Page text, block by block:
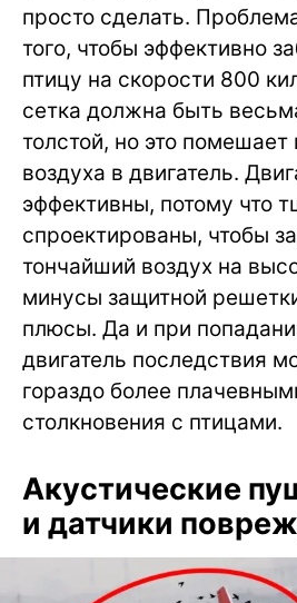
просто сделать.
того, чтобы эффективно
птицу на скорости 800
сетка должна быть
толстой, но это
воздуха в двигатель.
эффективны, потому что
спроектированы, чтобы
тончайший воздух на
минусы защитной
плюсы. Да и при
двигатель последствия
гораздо более
столкновения с птицами.
Акустические
и датчики